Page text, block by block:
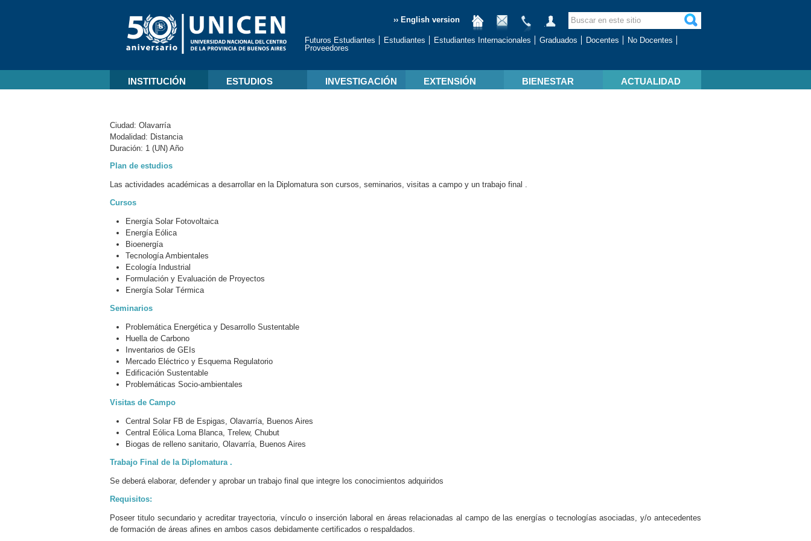
›› English version
Futuros Estudiantes Estudiantes Estudiantes Internacionales Graduados Docentes
No Docentes
Proveedores
INSTITUCIÓN ESTUDIOS INVESTIGACIÓN EXTENSIÓN BIENESTAR ACTUALIDAD
Ciudad: Olavarría
Modalidad: Distancia
Duración: 1 (UN) Año
Plan de estudios
Las actividades académicas a desarrollar en la Diplomatura son cursos, seminarios, visitas a campo y un trabajo final .
Cursos
Energía Solar Fotovoltaica
Energía Eólica
Bioenergía
Tecnología Ambientales
Ecología Industrial
Formulación y Evaluación de Proyectos
Energía Solar Térmica
Seminarios
Problemática Energética y Desarrollo Sustentable
Huella de Carbono
Inventarios de GEIs
Mercado Eléctrico y Esquema Regulatorio
Edificación Sustentable
Problemáticas Socio-ambientales
Visitas de Campo
Central Solar FB de Espigas, Olavarría, Buenos Aires
Central Eólica Loma Blanca, Trelew, Chubut
Biogas de relleno sanitario, Olavarría, Buenos Aires
Trabajo Final de la Diplomatura .
Se deberá elaborar, defender y aprobar un trabajo final que integre los conocimientos adquiridos
Requisitos:
Poseer titulo secundario y acreditar trayectoria, vínculo o inserción laboral en áreas relacionadas al campo de las energías o tecnologías asociadas, y/o antecedentes
de formación de áreas afines en ambos casos debidamente certificados o respaldados.